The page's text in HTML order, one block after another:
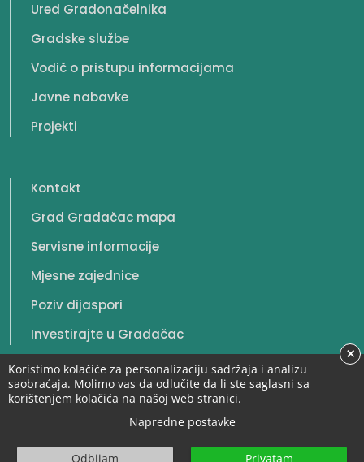
Ured Gradonačelnika
Gradske službe
Vodič o pristupu informacijama
Javne nabavke
Projekti
Kontakt
Grad Gradačac mapa
Servisne informacije
Mjesne zajednice
Poziv dijaspori
Investirajte u Gradačac
© 2026. Grad Gradačac. Sva prava zadržana.
Koristimo kolačiće za personalizaciju sadržaja i analizu
saobraćaja. Molimo vas da odlučite da li ste saglasni sa
korištenjem kolačića na našoj web stranici.
Napredne postavke
Odbijam Privatam
×